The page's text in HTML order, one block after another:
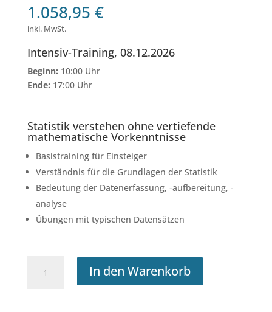
1.058,95 €
inkl. MwSt.
Intensiv-Training, 08.12.2026
Beginn: 10:00 Uhr
Ende: 17:00 Uhr
Statistik verstehen ohne vertiefende
mathematische Vorkenntnisse
Basistraining für Einsteiger
Verständnis für die Grundlagen der Statistik
Bedeutung der Datenerfassung, -aufbereitung, -
analyse
Übungen mit typischen Datensätzen
Webinar:
In den Warenkorb